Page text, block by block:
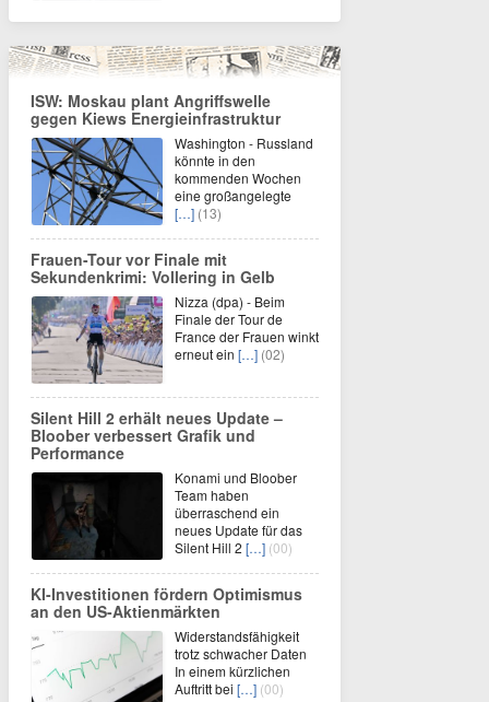
ISW: Moskau plant Angriffswelle
gegen Kiews Energieinfrastruktur
Washington - Russland
könnte in den
kommenden Wochen
eine großangelegte
[…] (13)
Frauen-Tour vor Finale mit
Sekundenkrimi: Vollering in Gelb
Nizza (dpa) - Beim
Finale der Tour de
France der Frauen winkt
erneut ein […] (02)
Silent Hill 2 erhält neues Update –
Bloober verbessert Grafik und
Performance
Konami und Bloober
Team haben
überraschend ein
neues Update für das
Silent Hill 2 […] (00)
KI-Investitionen fördern Optimismus
an den US-Aktienmärkten
Widerstandsfähigkeit
trotz schwacher Daten
In einem kürzlichen
Auftritt bei […] (00)